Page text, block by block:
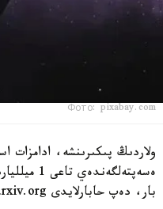
Фото: pixabay.com
ولاردىڭ پىكىرىنشە، ادامزات
بار، دەپ حابارلايدى turkystan.kz arxiv.org-كە سىلتەمە جاساپ.